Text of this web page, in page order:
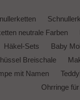
neutrale Farben
Häkel-Sets
Baby
Breischale
mit Namen
Ohrringe